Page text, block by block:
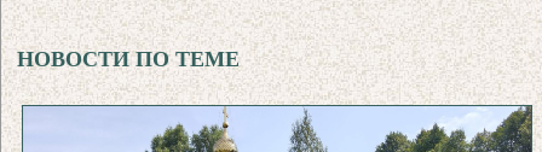
НОВОСТИ ПО ТЕМЕ